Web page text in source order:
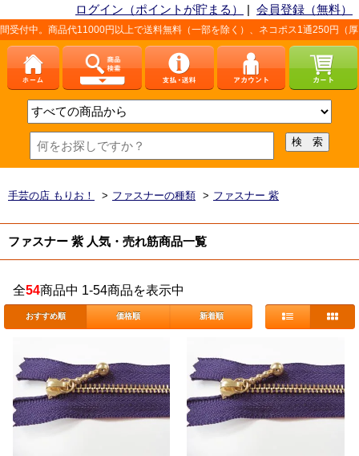
ログイン（ポイントが貯まる） | 会員登録（無料）
品代11000円以上で送料無料（一部を除く）、ネコポス1通250円（厚さなど条
手芸の店 もりお！ > ファスナーの種類 > ファスナー 紫
ファスナー 紫 人気・売れ筋商品一覧
全54商品中 1-54商品を表示中
おすすめ順 価格順 新着順